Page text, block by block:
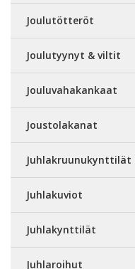
Joulutötteröt
Joulutyynyt & viltit
Jouluvahakankaat
Joustolakanat
Juhlakruunukynttilät
Juhlakuviot
Juhlakynttilät
Juhlaroihut